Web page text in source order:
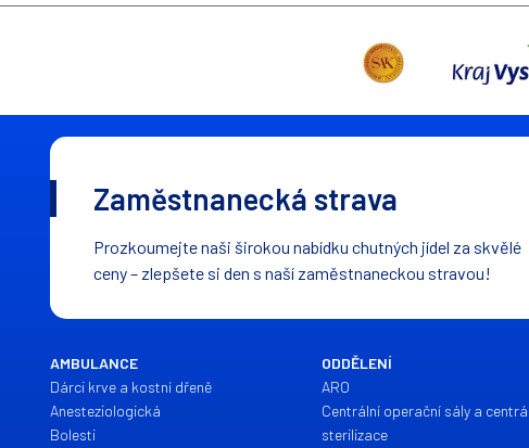
Zaměstnanecká strava
Prozkoumejte naši širokou nabídku chutných jídel za skvělé
ceny – zlepšete si den s naší zaměstnaneckou stravou!
AMBULANCE
Dárci krve a kostní dřeně
Anesteziologická
Bolesti
ODDĚLENÍ
ARO
Centrální operační sály a
sterilizace